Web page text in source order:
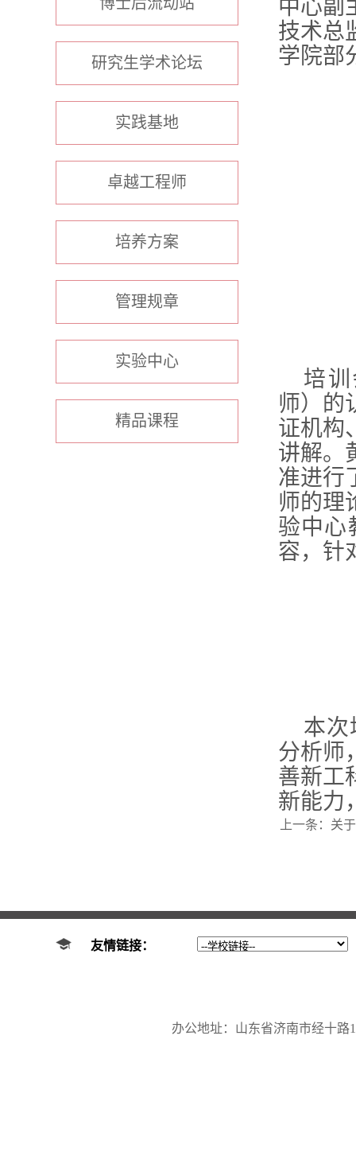
研究生学术论坛
实践基地
卓越工程师
培养方案
管理规章
实验中心
精品课程
中心副
技术总
学院部
培
师）的
证机构
讲解。
准进行
师的理
验中心
容，针
本次
分析师
善新工
新能力
上一条： 关
友情链接：
办公地址：山东省济南市经十路